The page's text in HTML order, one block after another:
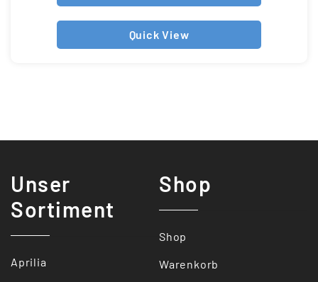
Quick View
Unser
Sortiment
Aprilia
Shop
Shop
Warenkorb